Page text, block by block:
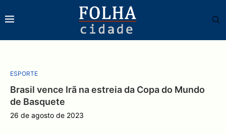
ESPORTE
Brasil vence Irã na estreia da Copa do Mundo
de Basquete
26 de agosto de 2023